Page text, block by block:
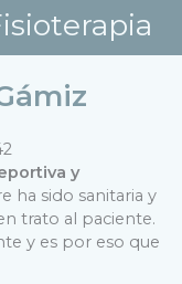
y
ha sido sanitaria y
trato al paciente.
y es por eso que